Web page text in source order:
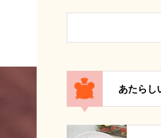
あたらし